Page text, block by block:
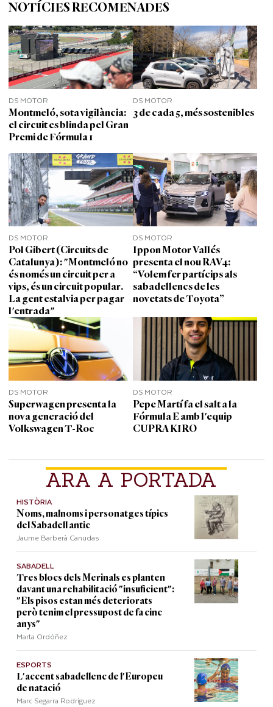
ARA A PORTADA
HISTÒRIA
Noms, malnoms i personatges típics
del Sabadell antic
Jaume Barberà Canudas
SABADELL
Tres blocs dels Merinals es planten
davant una rehabilitació "insuficient":
"Els pisos estan més deteriorats
però tenim el pressupost de fa cinc
anys"
Marta Ordóñez
ESPORTS
L'accent sabadellenc de l'Europeu
de natació
Marc Segarra Rodríguez
NOTÍCIES RECOMENADES
DS MOTOR
Montmeló, sota vigilància:
el circuit es blinda pel Gran
Premi de Fórmula 1
DS MOTOR
3 de cada 5, més sostenibles
DS MOTOR
Pol Gibert (Circuits de
Catalunya): "Montmeló no
és només un circuit per a
vips, és un circuit popular.
La gent estalvia per pagar
l'entrada"
DS MOTOR
Ippon Motor Vallés
presenta el nou RAV4:
“Volem fer partícips als
sabadellencs de les
novetats de Toyota”
DS MOTOR
Superwagen presenta la
nova generació del
Volkswagen T-Roc
DS MOTOR
Pepe Martí fa el salt a la
Fórmula E amb l'equip
CUPRA KIRO